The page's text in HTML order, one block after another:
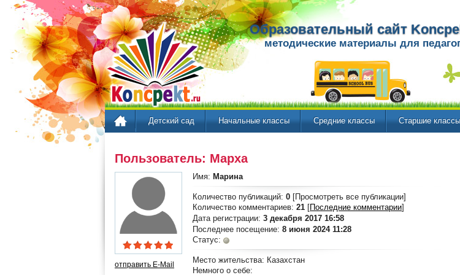
Образовательный сайт
методические материалы для
Детский сад Начальные классы Средние классы Старшие классы
Пользователь: Марха
отправить E-Mail
Имя: Марина
Количество публикаций: 0 [Просмотреть все публикации]
Количество комментариев: 21 [Последние комментарии]
Дата регистрации: 3 декабря 2017 16:58
Последнее посещение: 8 июня 2024 11:28
Статус:
Место жительства: Казахстан
Немного о себе: